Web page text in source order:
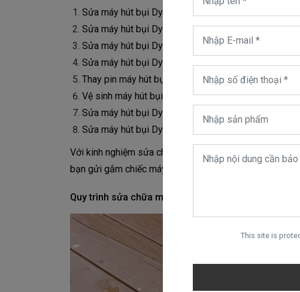
This site is
Sửa máy hút bụi Dyson không hoạt động
Sửa máy hút bụi Dyson chạy một lúc ngắt
Sửa máy hút bụi Dyson nháy đèn báo hết pin
Sửa máy hút bụi Dyson nháy đèn báo đèn Filter
Thay pin máy hút bụi Dyson ở Hồ Chí Minh
Vệ sinh máy hút bụi Dyson tại nhà
Sửa máy hút bụi Dyson chạy ngắt, chạy ngắt
Sửa máy hút bụi Dyson chạy kêu to
Với kinh nghiệm sửa chữa thực tế cũng như linh kiện
bạn gửi gắm chiếc máy hút bụi Dyson để sửa chữa.
Quy trình sửa chữa máy hút bụi Dyson ở